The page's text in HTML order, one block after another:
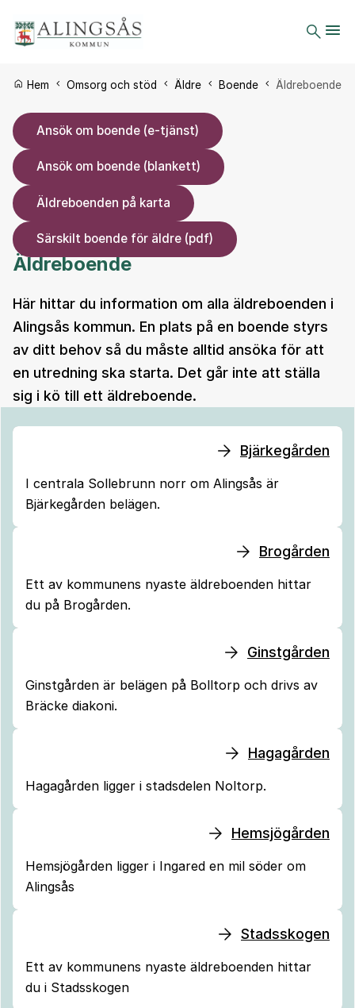
Du är här:
Hem Omsorg och stöd Äldre Boende Äldreboende
Ansök om boende (e-tjänst)
Ansök om boende (blankett)
Äldreboenden på karta
Särskilt boende för äldre (pdf)
Äldreboende
Här hittar du information om alla äldreboenden i
Alingsås kommun. En plats på en boende styrs
av ditt behov så du måste alltid ansöka för att
en utredning ska starta. Det går inte att ställa
sig i kö till ett äldreboende.
Bjärkegården
I centrala Sollebrunn norr om Alingsås är
Bjärkegården belägen.
Brogården
Ett av kommunens nyaste äldreboenden hittar
du på Brogården.
Ginstgården
Ginstgården är belägen på Bolltorp och drivs av
Bräcke diakoni.
Hagagården
Hagagården ligger i stadsdelen Noltorp.
Hemsjögården
Hemsjögården ligger i Ingared en mil söder om
Alingsås
Stadsskogen
Ett av kommunens nyaste äldreboenden hittar
du i Stadsskogen